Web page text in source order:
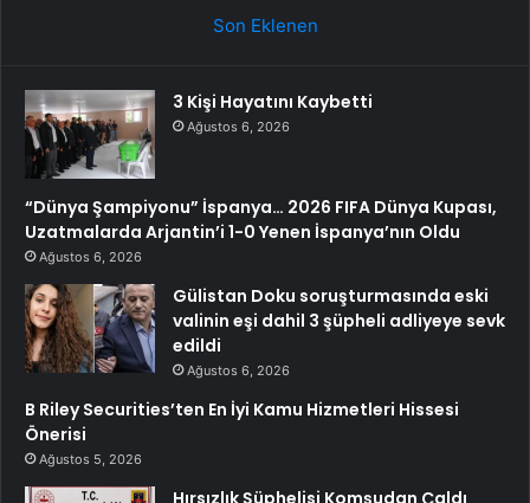
Son Eklenen
3 Kişi Hayatını Kaybetti
Ağustos 6, 2026
“Dünya Şampiyonu” İspanya… 2026 FIFA Dünya Kupası,
Uzatmalarda Arjantin’i 1-0 Yenen İspanya’nın Oldu
Ağustos 6, 2026
Gülistan Doku soruşturmasında eski
valinin eşi dahil 3 şüpheli adliyeye sevk
edildi
Ağustos 6, 2026
B Riley Securities’ten En İyi Kamu Hizmetleri Hissesi
Önerisi
Ağustos 5, 2026